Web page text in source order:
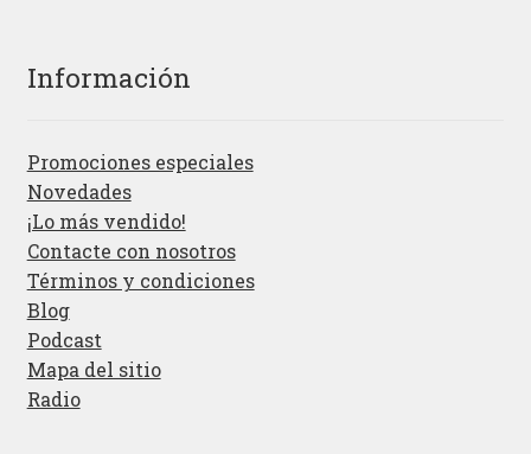
Información
Promociones especiales
Novedades
¡Lo más vendido!
Contacte con nosotros
Términos y condiciones
Blog
Podcast
Mapa del sitio
Radio